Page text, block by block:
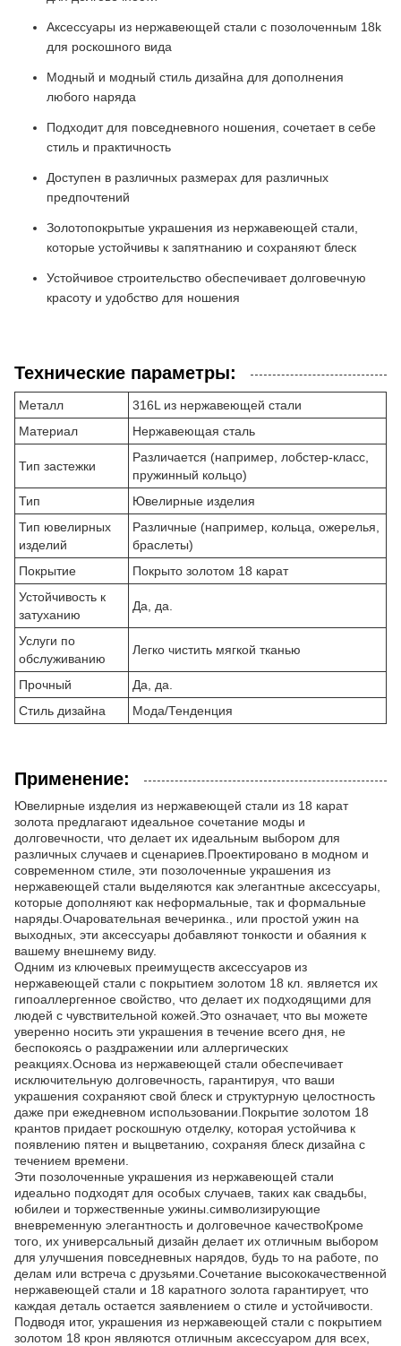
Аксессуары из нержавеющей стали с позолоченным 18k
для роскошного вида
Модный и модный стиль дизайна для дополнения
любого наряда
Подходит для повседневного ношения, сочетает в себе
стиль и практичность
Доступен в различных размерах для различных
предпочтений
Золотопокрытые украшения из нержавеющей стали,
которые устойчивы к запятнанию и сохраняют блеск
Устойчивое строительство обеспечивает долговечную
красоту и удобство для ношения
Технические параметры:
Металл
316L из нержавеющей стали
Материал
Нержавеющая сталь
Тип застежки
Различается (например, лобстер-класс,
пружинный кольцо)
Тип
Ювелирные изделия
Тип ювелирных
изделий
Различные (например, кольца, ожерелья,
браслеты)
Покрытие
Покрыто золотом 18 карат
Устойчивость к
затуханию
Да, да.
Услуги по
обслуживанию
Легко чистить мягкой тканью
Прочный
Да, да.
Стиль дизайна
Мода/Тенденция
Применение:
Ювелирные изделия из нержавеющей стали из 18 карат
золота предлагают идеальное сочетание моды и
долговечности, что делает их идеальным выбором для
различных случаев и сценариев.Проектировано в модном и
современном стиле, эти позолоченные украшения из
нержавеющей стали выделяются как элегантные аксессуары,
которые дополняют как неформальные, так и формальные
наряды.Очаровательная вечеринка., или простой ужин на
выходных, эти аксессуары добавляют тонкости и обаяния к
вашему внешнему виду.
Одним из ключевых преимуществ аксессуаров из
нержавеющей стали с покрытием золотом 18 кл. является их
гипоаллергенное свойство, что делает их подходящими для
людей с чувствительной кожей.Это означает, что вы можете
уверенно носить эти украшения в течение всего дня, не
беспокоясь о раздражении или аллергических
реакциях.Основа из нержавеющей стали обеспечивает
исключительную долговечность, гарантируя, что ваши
украшения сохраняют свой блеск и структурную целостность
даже при ежедневном использовании.Покрытие золотом 18
крантов придает роскошную отделку, которая устойчива к
появлению пятен и выцветанию, сохраняя блеск дизайна с
течением времени.
Эти позолоченные украшения из нержавеющей стали
идеально подходят для особых случаев, таких как свадьбы,
юбилеи и торжественные ужины.символизирующие
вневременную элегантность и долговечное качествоКроме
того, их универсальный дизайн делает их отличным выбором
для улучшения повседневных нарядов, будь то на работе, по
делам или встреча с друзьями.Сочетание высококачественной
нержавеющей стали и 18 каратного золота гарантирует, что
каждая деталь остается заявлением о стиле и устойчивости.
Подводя итог, украшения из нержавеющей стали с покрытием
золотом 18 крон являются отличным аксессуаром для всех,